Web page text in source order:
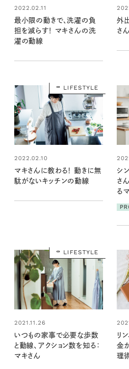
2022.02.11
最小限の動きで、洗濯の負
担を減らす！ マキさんの洗
濯の動線
外
さ
LIFESTYLE
2022.02.10
マキさんに教わる！ 動きに無
駄がないキッチンの動線
シ
さ
る
LIFESTYLE
2021.11.26
いつもの家事で必要な歩数
と動線、アクション数を知る：
マキさん
リ
金
理